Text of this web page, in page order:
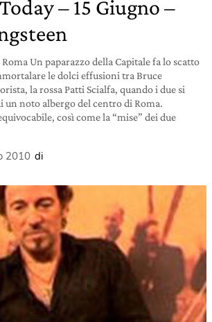
– 15 Giugno –
Un paparazzo della Capitale fa lo scatto
le dolci effusioni tra Bruce
la rossa Patti Scialfa, quando i due si
un noto albergo del centro di Roma.
così come la “mise” dei due
2010 di